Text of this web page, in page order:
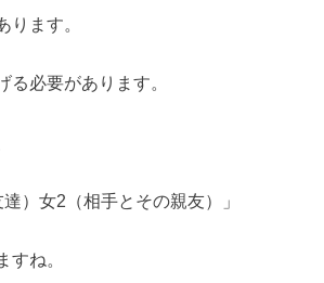
ります。
る必要があります。
達）女2（相手とその親友）」
すね。